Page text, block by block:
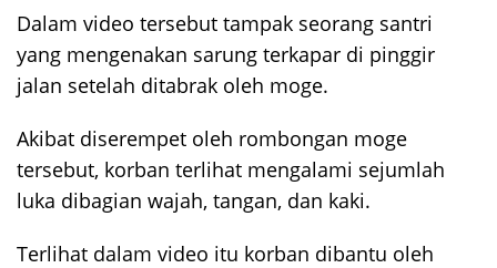
Dalam video tersebut tampak seorang santri
yang mengenakan sarung terkapar di pinggir
jalan setelah ditabrak oleh moge.
Akibat diserempet oleh rombongan moge
tersebut, korban terlihat mengalami sejumlah
luka dibagian wajah, tangan, dan kaki.
Terlihat dalam video itu korban dibantu oleh